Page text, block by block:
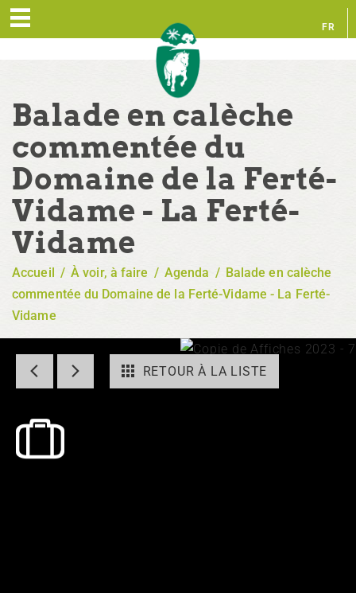
FR
Balade en calèche
commentée du
Domaine de la Ferté-
Vidame - La Ferté-
Vidame
Accueil / À voir, à faire / Agenda / Balade en calèche
commentée du Domaine de la Ferté-Vidame - La Ferté-
Vidame
RETOUR À LA LISTE